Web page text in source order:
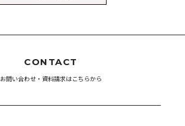
CONTACT
お問い合わせ・資料請求はこちらから